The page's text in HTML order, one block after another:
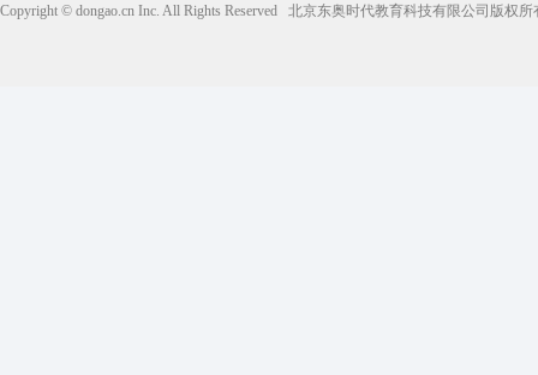
Copyright © dongao.cn Inc. All Rights Reserved 北京东奥时代教育科技有限公司版权所